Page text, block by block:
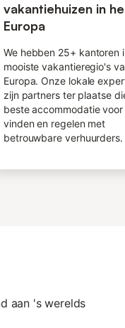
vakantiehuizen in
Europa
We hebben 25+ kantoren
mooiste vakantieregio's
Europa. Onze lokale
zijn partners ter plaatse
beste accommodatie voor
vinden en regelen met
betrouwbare verhuurders.
aan 's werelds